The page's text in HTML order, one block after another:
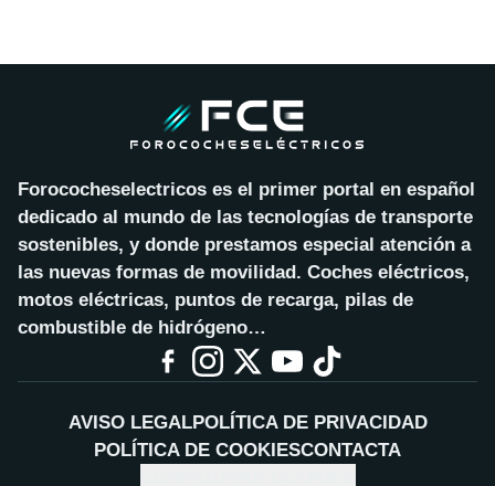
Forococheselectricos es el primer portal en español
dedicado al mundo de las tecnologías de transporte
sostenibles, y donde prestamos especial atención a
las nuevas formas de movilidad. Coches eléctricos,
motos eléctricas, puntos de recarga, pilas de
combustible de hidrógeno…
AVISO LEGALPOLÍTICA DE PRIVACIDAD
POLÍTICA DE COOKIESCONTACTA